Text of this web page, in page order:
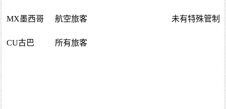
MX墨西哥 航空旅客 未有特殊管制
CU古巴 所有旅客